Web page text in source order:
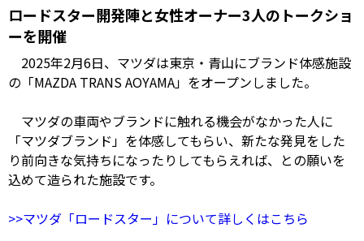
ロードスター開発陣と女性オーナー3人のトークショ
ーを開催
2025年2月6日、マツダは東京・青山にブランド体感施設
の「MAZDA TRANS AOYAMA」をオープンしました。
マツダの車両やブランドに触れる機会がなかった人に
「マツダブランド」を体感してもらい、新たな発見をした
り前向きな気持ちになったりしてもらえれば、との願いを
込めて造られた施設です。
>>マツダ「ロードスター」について詳しくはこちら